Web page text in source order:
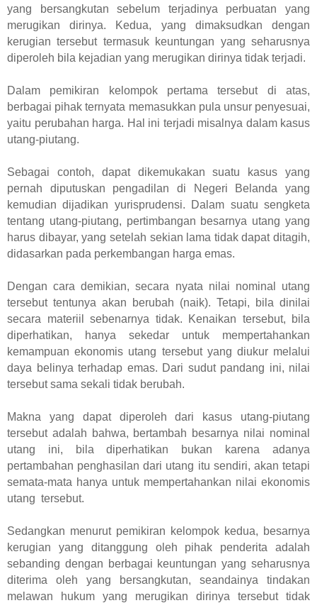
yang bersangkutan sebelum terjadinya perbuatan yang
merugikan dirinya. Kedua, yang dimaksudkan dengan
kerugian tersebut termasuk keuntungan yang seharusnya
diperoleh bila kejadian yang merugikan dirinya tidak terjadi.
Dalam pemikiran kelompok pertama tersebut di atas,
berbagai pihakternyata memasukkan pula unsur penyesuai,
yaitu perubahan harga. Hal ini terjadi misalnya dalam kasus
utang-piutang.
Sebagai contoh, dapat dikemukakan suatu kasus yang
pernah diputuskan pengadilan di Negeri Belanda yang
kemudian dijadikan yurisprudensi.
Dalam suatu sengketa
tentang utang-piutang, pertimbangan besarnya utangyang
harus dibayar, yang setelah sekian lama tidak dapat ditagih,
didasarkan pada perkembangan harga emas.
Dengan cara demikian, secara nyata nilai nominal utang
tersebut tentunya akan berubah (naik). Tetapi, bila dinilai
secara materiil sebenarnya tidak. Kenaikan tersebut, bila
diperhatikan, hanya sekedar untuk mempertahankan
kemampuan ekonomis utang tersebut yang diukur melalui
daya belinya terhadap emas. Dari sudut pandang ini, nilai
tersebut sama sekali tidak berubah.
Makna yang dapat diperoleh dari kasus utang-piutang
tersebut adalah bahwa, bertambah besarnya nilai nominal
utang ini, bila diperhatikan bukan karena adanya
pertambahan penghasilan dari utang itu sendiri, akan tetapi
semata-mata hanya untuk mempertahankan nilai ekonomis
utang tersebut.
Sedangkan menurut pemikiran kelompok kedua, besarnya
kerugian yang ditanggung oleh pihak penderita adalah
sebanding dengan berbagai keuntungan yang seharusnya
diterima oleh yang bersangkutan, seandainya tindakan
melawan hukum yang merugikan dirinya tersebut tidak